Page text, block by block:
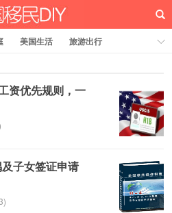
美国生活
旅游出行
资优先规则，一
子女签证申请
)